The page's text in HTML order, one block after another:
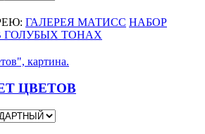
ГАЛЕРЕЯ МАТИСС НАБОР
ГОЛУБЫХ ТОНАХ
ЦВЕТОВ